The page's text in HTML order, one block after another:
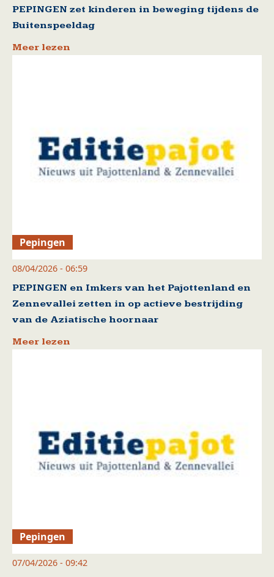
PEPINGEN zet kinderen in beweging tijdens de
Buitenspeeldag
Meer lezen
Pepingen
08/04/2026 - 06:59
PEPINGEN en Imkers van het Pajottenland en
Zennevallei zetten in op actieve bestrijding
van de Aziatische hoornaar
Meer lezen
Pepingen
07/04/2026 - 09:42